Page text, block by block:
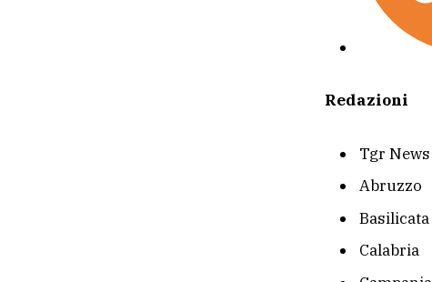
Redazioni
Tgr News
Abruzzo
Basilicata
Calabria